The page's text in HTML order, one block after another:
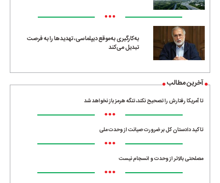
•••
به‌کارگیری به‌موقع دیپلماسی، تهدیدها را به فرصت
تبدیل می‌کند
آخرین مطالب
تا آمریکا رفتارش را تصحیح نکند، تنگه هرمز باز نخواهد شد
•••
تاکید دادستان کل بر ضرورت صیانت از وحدت ملی
•••
مصلحتی بالاتر از وحدت و انسجام نیست
•••